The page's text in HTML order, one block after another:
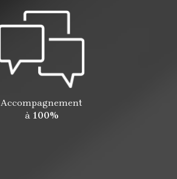
Accompagnement
à 100%